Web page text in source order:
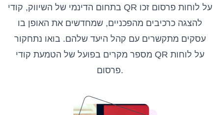
בתחום הדינמי של השיווק, קודי QR על לוחות פרסום זכו
להצגה כרכיבים מהפכניים, שמחדשים את האופן בו
עסקים מתקשרים עם קהל היעד שלהם. בואו נתחקור
מספר מקרים בפועל של הטמעת קודי QR על לוחות
פרסום.